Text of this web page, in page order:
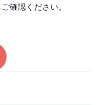
確認ください。